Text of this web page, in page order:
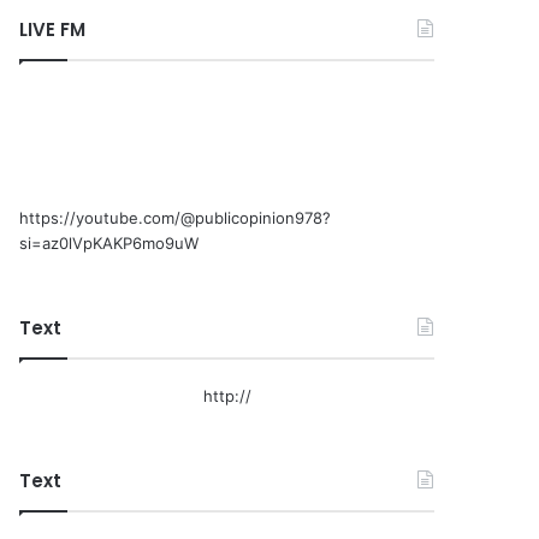
LIVE FM
https://youtube.com/@publicopinion978?
si=az0lVpKAKP6mo9uW
Text
http://
Text